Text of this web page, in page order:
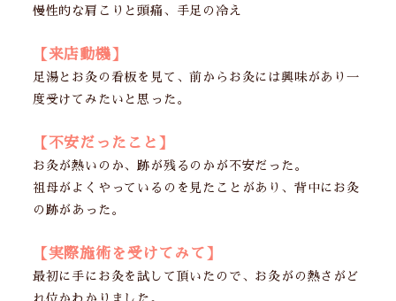
慢性的な肩こりと頭痛、手足の冷え
【来店動機】
足湯とお灸の看板を見て、前からお灸には興味があり一
度受けてみたいと思った。
【不安だったこと】
お灸が熱いのか、跡が残るのかが不安だった。
祖母がよくやっているのを見たことがあり、背中にお灸
の跡があった。
【実際施術を受けてみて】
最初に手にお灸を試して頂いたので、お灸がの熱さがど
れ位かわかりました。